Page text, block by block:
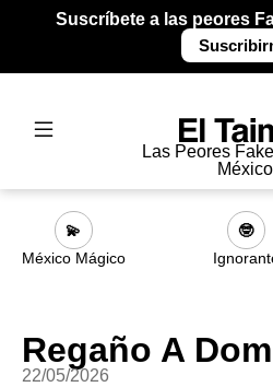
Suscríbete a las peores
Las Peores
México
💫
México Mágico
🤓
Regaño A
22/05/2026